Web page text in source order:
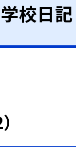
学校日記